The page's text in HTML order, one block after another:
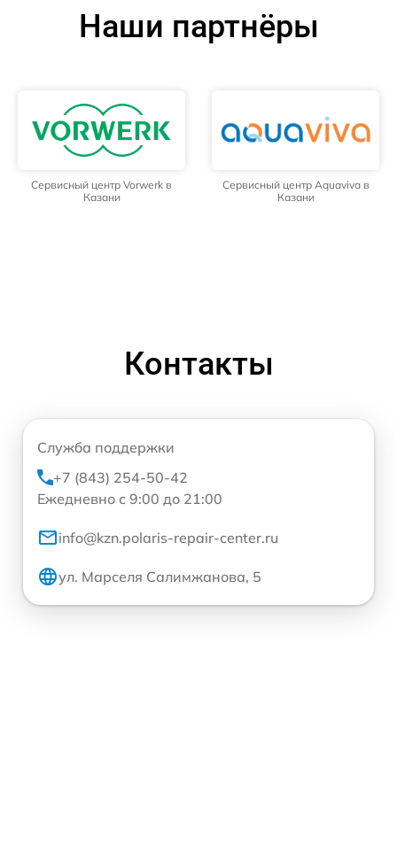
Наши партнёры
Сервисный центр Vorwerk в
Казани
Сервисный центр Aquaviva в
Казани
Контакты
Служба поддержки
+7 (843) 254-50-42
Ежедневно с 9:00 до 21:00
info@kzn.polaris-repair-center.ru
ул. Марселя Салимжанова, 5